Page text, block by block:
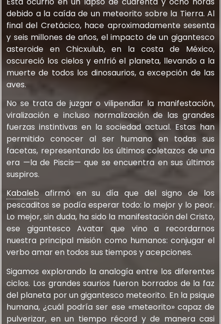
debido a la caída de un meteorito sobre la Tierra. Al
final del Cretácico, hace aproximadamente sesenta
y seis millones de años, el impacto de un gigantesco
asteroide en Chicxulub, en la costa de México,
oscureció los cielos y enfrió el planeta, llevando a la
muerte de todos los dinosaurios, a excepción de las
aves.
No se trata de juzgar o vilipendiar la manifestación,
viralización e incluso normalización de las grandes
fuerzas instintivas en la sociedad actual. Estas han
permitido conocer al ser humano en todas sus
facetas, representando los últimos coletazos de una
era —la de Piscis— que se encuentra en sus últimos
suspiros.
Kabaleb afirmó en su día que del signo de los
pescaditos se podía esperar todo: lo mejor y lo peor.
Lo mejor, sin duda, ha sido la manifestación del Cristo,
ese gigantesco Avatar que vino a recordarnos
nuestra principal misión como humanos: conjugar el
verbo amar en todos sus tiempos y acepciones.
Sigamos explorando la analogía entre los diferentes
ciclos. Los grandes saurios fueron borrados de la faz
del planeta por un gigantesco meteorito. En la psique
humana, ¿cuál podría ser ese «meteorito» capaz de
pulverizar, en un tiempo récord y de manera casi